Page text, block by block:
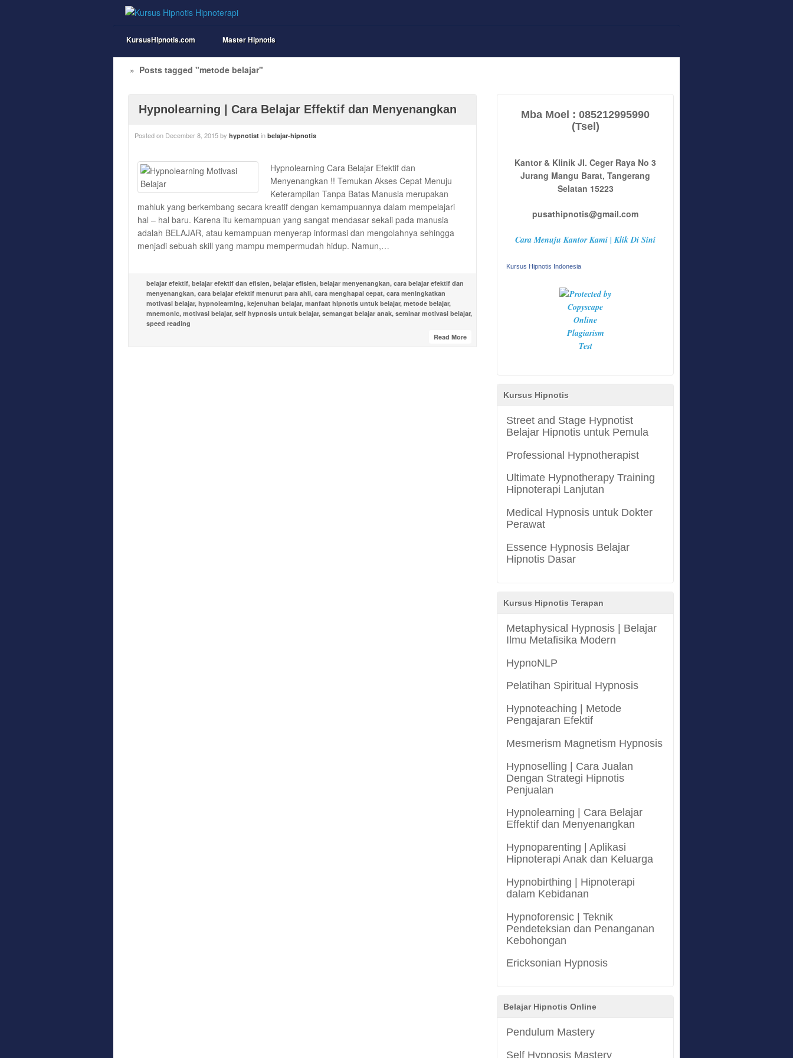
KursusHipnotis.com Master Hipnotis
» Posts tagged "metode belajar"
Hypnolearning | Cara Belajar Effektif dan Menyenangkan
Posted on December 8, 2015 by hypnotist in belajar-hipnotis
Hypnolearning Cara Belajar Efektif dan
Menyenangkan !! Temukan Akses Cepat Menuju
Keterampilan Tanpa Batas Manusia merupakan
mahluk yang berkembang secara kreatif dengan kemampuannya dalam mempelajari
hal – hal baru. Karena itu kemampuan yang sangat mendasar sekali pada manusia
adalah BELAJAR, atau kemampuan menyerap informasi dan mengolahnya sehingga
menjadi sebuah skill yang mampu mempermudah hidup. Namun,…
belajar efektif, belajar efektif dan efisien, belajar efisien, belajar menyenangkan, cara belajar efektif dan
menyenangkan, cara belajar efektif menurut para ahli, cara menghapal cepat, cara meningkatkan
motivasi belajar, hypnolearning, kejenuhan belajar, manfaat hipnotis untuk belajar, metode belajar,
mnemonic, motivasi belajar, self hypnosis untuk belajar, semangat belajar anak, seminar motivasi belajar,
speed reading
Read More
Mba Moel : 085212995990
(Tsel)
Kantor & Klinik Jl. Ceger Raya No 3
Jurang Mangu Barat, Tangerang
Selatan 15223
pusathipnotis@gmail.com
Cara Menuju Kantor Kami | Klik Di Sini
Kursus Hipnotis Indonesia
Kursus Hipnotis
Street and Stage Hypnotist
Belajar Hipnotis untuk Pemula
Professional Hypnotherapist
Ultimate Hypnotherapy Training
Hipnoterapi Lanjutan
Medical Hypnosis untuk Dokter
Perawat
Essence Hypnosis Belajar
Hipnotis Dasar
Kursus Hipnotis Terapan
Metaphysical Hypnosis | Belajar
Ilmu Metafisika Modern
HypnoNLP
Pelatihan Spiritual Hypnosis
Hypnoteaching | Metode
Pengajaran Efektif
Mesmerism Magnetism Hypnosis
Hypnoselling | Cara Jualan
Dengan Strategi Hipnotis
Penjualan
Hypnolearning | Cara Belajar
Effektif dan Menyenangkan
Hypnoparenting | Aplikasi
Hipnoterapi Anak dan Keluarga
Hypnobirthing | Hipnoterapi
dalam Kebidanan
Hypnoforensic | Teknik
Pendeteksian dan Penanganan
Kebohongan
Ericksonian Hypnosis
Belajar Hipnotis Online
Pendulum Mastery
Self Hypnosis Mastery